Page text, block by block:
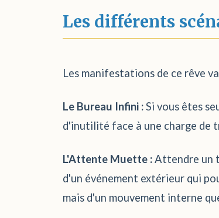
Les différents
Les manifestations de ce rêve
Le Bureau Infini :Si vous êtes
d'inutilité face à une charge de
L'Attente Muette :Attendre un
d'un événement extérieur qui
mais d'un mouvement interne